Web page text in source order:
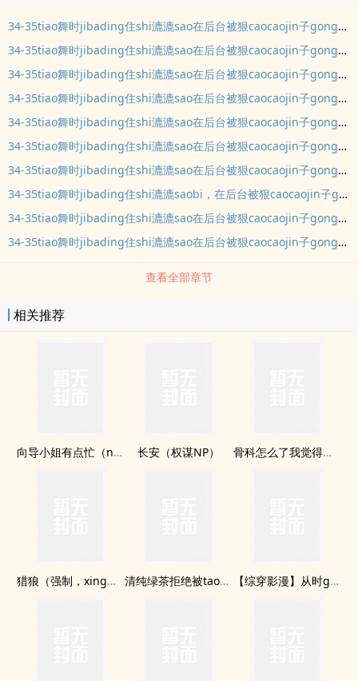
34-35tiao舞时jibading住shi漉漉sao在后台被狠caocaojin子gongguanjing
34-35tiao舞时jibading住shi漉漉sao在后台被狠caocaojin子gongguanjing
34-35tiao舞时jibading住shi漉漉sao在后台被狠caocaojin子gongguanjing
34-35tiao舞时jibading住shi漉漉sao在后台被狠caocaojin子gongguanjing
34-35tiao舞时jibading住shi漉漉sao在后台被狠caocaojin子gongguanjing
34-35tiao舞时jibading住shi漉漉sao在后台被狠caocaojin子gongguanjing
34-35tiao舞时jibading住shi漉漉sao在后台被狠caocaojin子gongguanjing
34-35tiao舞时jibading住shi漉漉saobi，在后台被狠caocaojin子gongguanjing
34-35tiao舞时jibading住shi漉漉sao在后台被狠caocaojin子gongguanjing
34-35tiao舞时jibading住shi漉漉sao在后台被狠caocaojin子gongguanjing
查看全部章节
相关推荐
向导小姐有点忙（nph） 长安（权谋NP） 骨科怎么了我觉得很香啊（GL Futa）
猎狼（强制，xing暴力预警） 清纯绿茶拒绝被tao牢 NP 【综穿影漫】从时guan局退休后我开始搞男人（h）